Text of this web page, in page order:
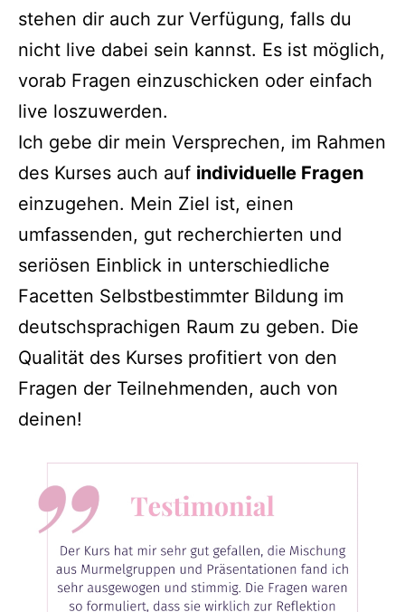
stehen dir auch zur Verfügung, falls du
nicht live dabei sein kannst. Es ist möglich,
vorab Fragen einzuschicken oder einfach
live loszuwerden.
Ich gebe dir mein Versprechen, im Rahmen
des Kurses auch auf individuelle Fragen
einzugehen. Mein Ziel ist, einen
umfassenden, gut recherchierten und
seriösen Einblick in unterschiedliche
Facetten Selbstbestimmter Bildung im
deutschsprachigen Raum zu geben. Die
Qualität des Kurses profitiert von den
Fragen der Teilnehmenden, auch von
deinen!